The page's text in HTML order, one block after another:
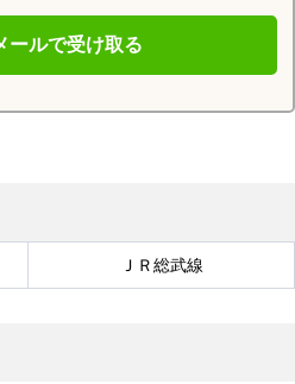
ールで受け取る
川塩浜駅 市川大野駅
ＪＲ総武線